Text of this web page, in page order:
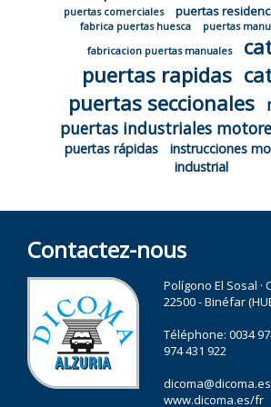
puertas comerciales
puertas
fabrica puertas huesca
puertas
fabricacion puertas manuales
puertas rapidas
puertas seccionales
puertas industriales
puertas rápidas
instrucciones
industrial
Contactez-nous
Polígono El Sosal ·
22500 - Binéfar
Téléphone: 0034
974 431 922
dicoma@dicoma.es
www.dicoma.es/fr